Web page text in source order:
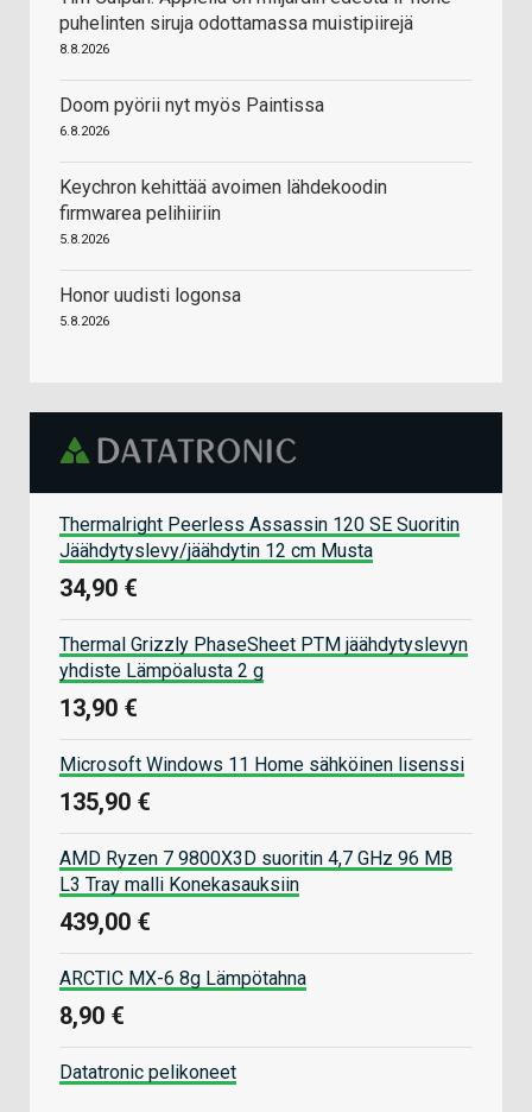
puhelinten siruja odottamassa muistipiirejä
8.8.2026
Doom pyörii nyt myös Paintissa
6.8.2026
Keychron kehittää avoimen lähdekoodin
firmwarea pelihiiriin
5.8.2026
Honor uudisti logonsa
5.8.2026
Thermalright Peerless Assassin 120 SE Suoritin
Jäähdytyslevy/jäähdytin 12 cm Musta
34,90 €
Thermal Grizzly PhaseSheet PTM jäähdytyslevyn
yhdiste Lämpöalusta 2 g
13,90 €
Microsoft Windows 11 Home sähköinen lisenssi
135,90 €
AMD Ryzen 7 9800X3D suoritin 4,7 GHz 96 MB
L3 Tray malli Konekasauksiin
439,00 €
ARCTIC MX-6 8g Lämpötahna
8,90 €
Datatronic pelikoneet